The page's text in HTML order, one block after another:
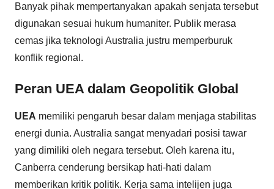
Banyak pihak mempertanyakan apakah senjata tersebut
digunakan sesuai hukum humaniter. Publik merasa
cemas jika teknologi Australia justru memperburuk
konflik regional.
Peran UEA dalam Geopolitik Global
UEA memiliki pengaruh besar dalam menjaga stabilitas
energi dunia. Australia sangat menyadari posisi tawar
yang dimiliki oleh negara tersebut. Oleh karena itu,
Canberra cenderung bersikap hati-hati dalam
memberikan kritik politik. Kerja sama intelijen juga